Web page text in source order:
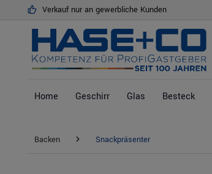
Zur Hauptnavigation springen
Verkauf nur an gewerbliche Kunden
Home Geschirr Glas Besteck
Backen Snackpräsenter